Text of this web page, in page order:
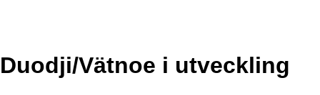
Duodji/Vätnoe i utveckling